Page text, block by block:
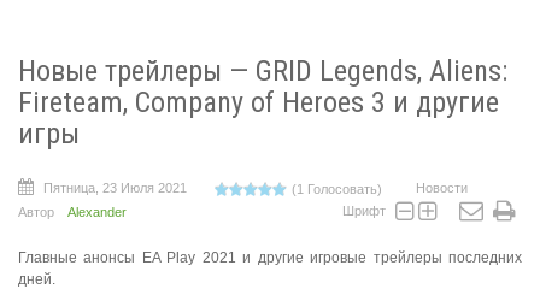
Новые трейлеры — GRID Legends, Aliens:
Fireteam, Company of Heroes 3 и другие
игры
Пятница, 23 Июля 2021 (1 Голосовать)
Новости
Автор
Alexander Шрифт
Главные анонсы EA Play 2021 и другие игровые трейлеры последних
дней.